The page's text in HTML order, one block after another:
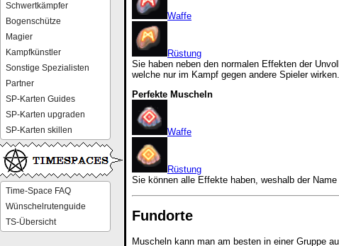
Schwertkämpfer
Bogenschütze
Magier
Kampfkünstler
Sonstige Spezialisten
Partner
SP-Karten Guides
SP-Karten upgraden
SP-Karten skillen
Time-Space FAQ
Wünschelrutenguide
TS-Übersicht
Waffe
Rüstung
Sie haben neben den normalen Effekten der
welche nur im Kampf gegen andere Spieler
Perfekte Muscheln
Waffe
Rüstung
Sie können alle Effekte haben, weshalb der
Fundorte
Muscheln kann man am besten in einer Gruppe